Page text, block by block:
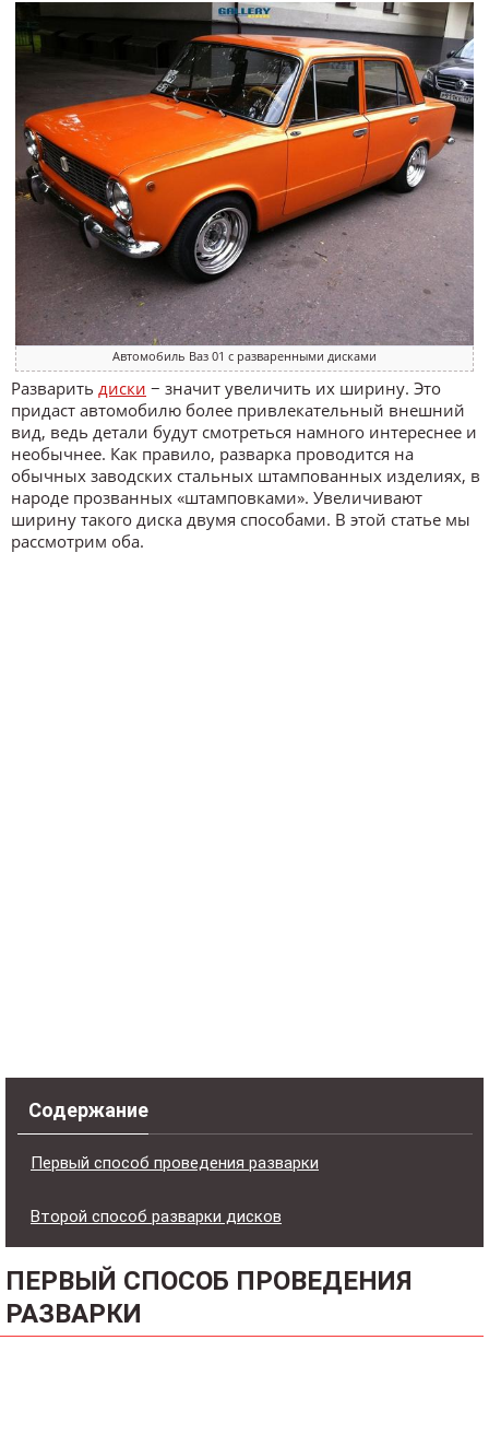
Автомобиль Ваз 01 с разваренными дисками
Разварить диски − значит увеличить их ширину. Это
придаст автомобилю более привлекательный внешний
вид, ведь детали будут смотреться намного интереснее и
необычнее. Как правило, разварка проводится на
обычных заводских стальных штампованных изделиях, в
народе прозванных «штамповками». Увеличивают
ширину такого диска двумя способами. В этой статье мы
рассмотрим оба.
Содержание
Первый способ проведения разварки
Второй способ разварки дисков
ПЕРВЫЙ СПОСОБ ПРОВЕДЕНИЯ
РАЗВАРКИ